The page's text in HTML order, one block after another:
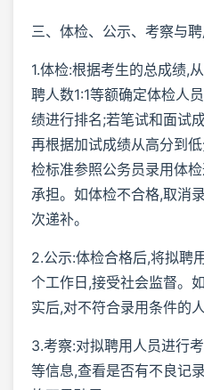
三、体检、公示、考察与
1.体检:根据考生的总成绩,
聘人数1:1等额确定体检人
绩进行排名;若笔试和面试
再根据加试成绩从高分到
检标准参照公务员录用体
承担。如体检不合格,取消
次递补。
2.公示:体检合格后,将拟聘
个工作日,接受社会监督。
实后,对不符合录用条件的
3.考察:对拟聘用人员进行
等信息,查看是否有不良记